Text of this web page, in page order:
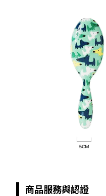
商品服務與認證